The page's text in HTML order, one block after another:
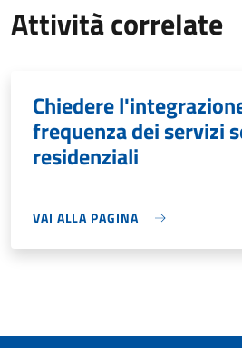
Attività correlate
Chiedere
frequenza dei servizi
residenziali
VAI ALLA PAGINA